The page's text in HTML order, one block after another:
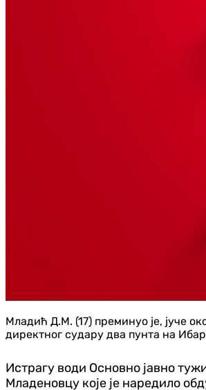
Младић Д.М. (17) преминуо је, јуче
директног судару два пунта на
Истрагу води Основно јавно
Младеновцу које је наредило